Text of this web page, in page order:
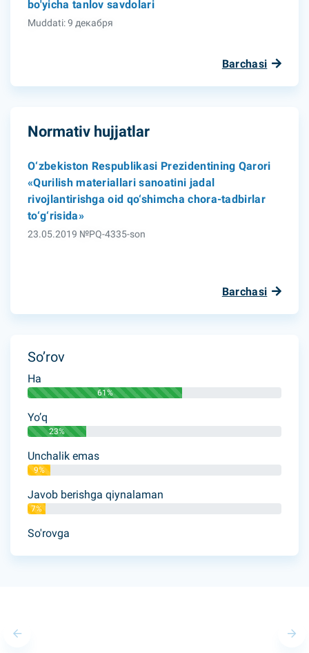
bo'yicha tanlov savdolari
Muddati: 9 декабря
Barchasi
Normativ hujjatlar
O‘zbekiston Respublikasi Prezidentining Qarori
«Qurilish materiallari sanoatini jadal
rivojlantirishga oid qo‘shimcha chora-tadbirlar
to‘g‘risida»
23.05.2019 №PQ-4335-son
Barchasi
So’rov
Ha
61%
Yo’q
23%
Unchalik emas
9%
Javob berishga qiynalaman
7%
So'rovga